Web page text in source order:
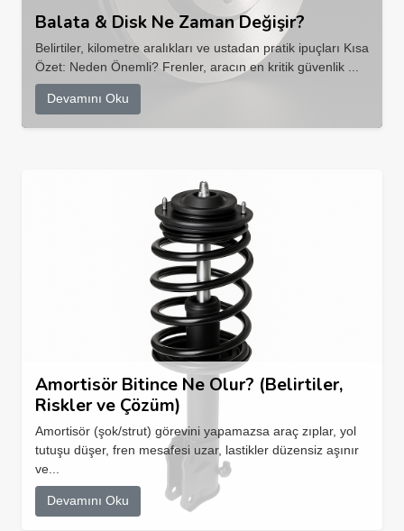
Balata & Disk Ne Zaman Değişir?
Belirtiler, kilometre aralıkları ve ustadan pratik ipuçları Kısa
Özet: Neden Önemli? Frenler, aracın en kritik güvenlik ...
Devamını Oku
Amortisör Bitince Ne Olur? (Belirtiler,
Riskler ve Çözüm)
Amortisör (şok/strut) görevini yapamazsa araç zıplar, yol
tutuşu düşer, fren mesafesi uzar, lastikler düzensiz aşınır
ve...
Devamını Oku